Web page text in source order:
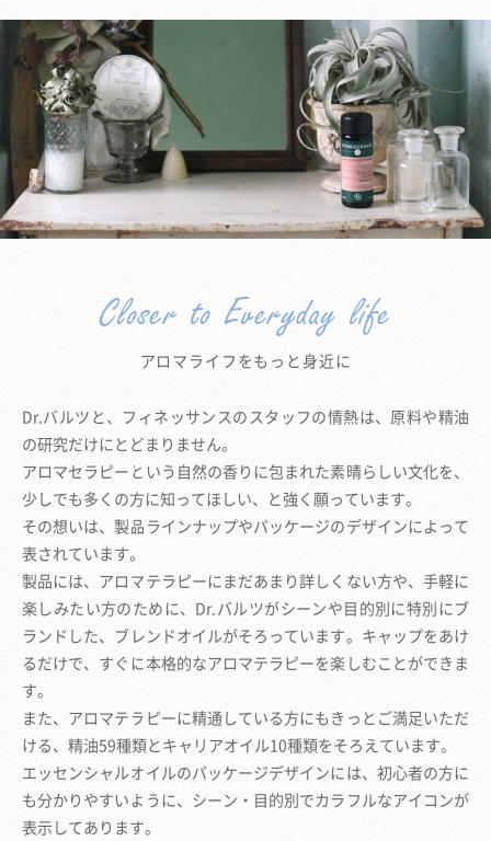
Closer to Everyday life
アロマライフをもっと身近に
Dr.バルツと、フィネッサンスのスタッフの情熱は、原料や精油
の研究だけにとどまりません。
アロマセラピーという自然の香りに包まれた素晴らしい文化を、
少しでも多くの方に知ってほしい、と強く願っています。
その想いは、製品ラインナップやパッケージのデザインによって
表されています。
製品には、アロマテラピーにまだあまり詳しくない方や、手軽に
楽しみたい方のために、 Dr.バルツがシーンや目的別に特別にブ
ランドした、 ブレンドオイルがそろっています。 キャップをあけ
るだけで、すぐに本格的なアロマテラピーを楽しむことができま
す。
また、アロマテラピーに精通している方にもきっとご満足いただ
ける、 精油59種類とキャリアオイル10種類をそろえています。
エッセンシャルオイルのパッケージデザインには、初心者の方に
も分かりやすいように、 シーン・目的別でカラフルなアイコンが
表示してあります。